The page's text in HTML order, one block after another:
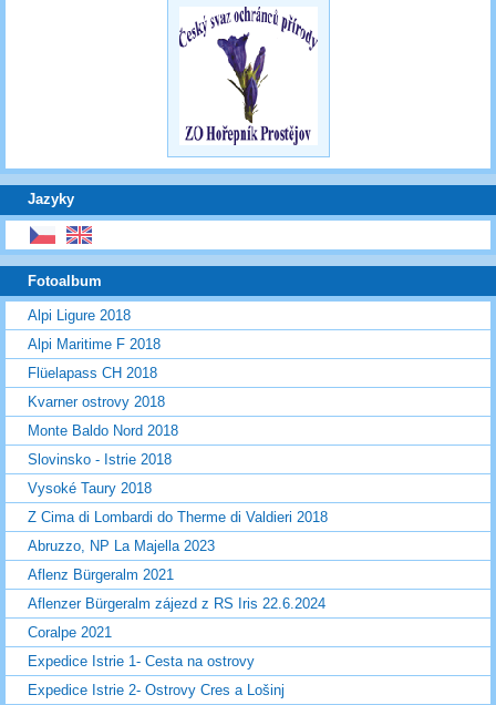
Jazyky
Fotoalbum
Alpi Ligure 2018
Alpi Maritime F 2018
Flüelapass CH 2018
Kvarner ostrovy 2018
Monte Baldo Nord 2018
Slovinsko - Istrie 2018
Vysoké Taury 2018
Z Cima di Lombardi do Therme di Valdieri 2018
Abruzzo, NP La Majella 2023
Aflenz Bürgeralm 2021
Aflenzer Bürgeralm zájezd z RS Iris 22.6.2024
Coralpe 2021
Expedice Istrie 1- Cesta na ostrovy
Expedice Istrie 2- Ostrovy Cres a Lošinj